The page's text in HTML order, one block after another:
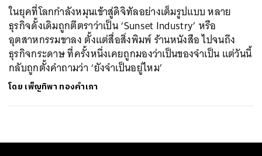
ในยุคที่โลกกำลังหมุนเข้าสู่ดิจิทัลอย่างเต็มรูปแบบ หลาย
ธุรกิจดั้งเดิมถูกตีตราว่าเป็น ‘Sunset Industry’ หรือ
อุตสาหกรรมขาลง ตั้งแต่สื่อสิ่งพิมพ์ ร้านหนังสือ ไปจนถึง
ธุรกิจกระดาษ ที่ครั้งหนึ่งเคยถูกมองว่าเป็นของจำเป็น แต่วันนี้
กลับถูกตั้งคำถามว่า ‘ยังจำเป็นอยู่ไหม’
โดย เพ็ญทิพา ทองคำเภา